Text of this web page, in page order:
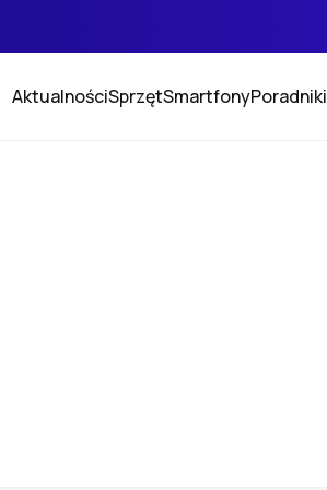
AktualnościSprzętSmartfonyPoradniki